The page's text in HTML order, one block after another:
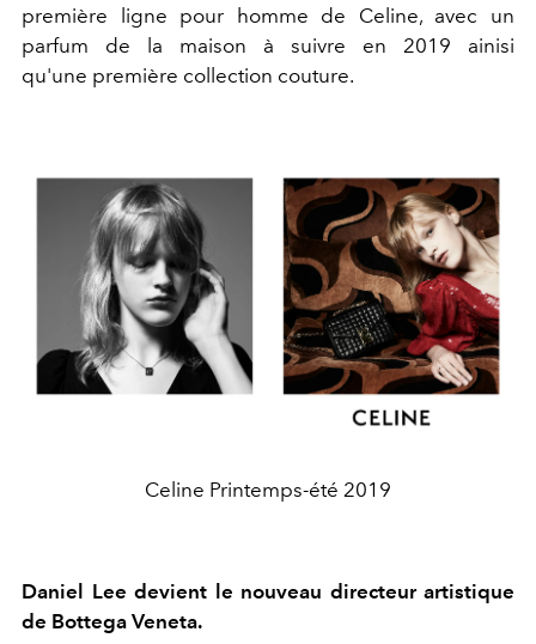
première ligne pour homme de Celine, avec un
parfum de la maison à suivre en 2019 ainisi
qu'une première collection couture.
Celine Printemps-été 2019
Daniel Lee devient le nouveau directeur artistique
de Bottega Veneta.